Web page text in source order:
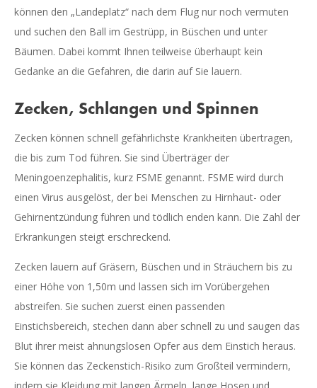
können den „Landeplatz“ nach dem Flug nur noch vermuten
und suchen den Ball im Gestrüpp, in Büschen und unter
Bäumen. Dabei kommt Ihnen teilweise überhaupt kein
Gedanke an die Gefahren, die darin auf Sie lauern.
Zecken, Schlangen und Spinnen
Zecken können schnell gefährlichste Krankheiten übertragen,
die bis zum Tod führen. Sie sind Überträger der
Meningoenzephalitis, kurz FSME genannt. FSME wird durch
einen Virus ausgelöst, der bei Menschen zu Hirnhaut- oder
Gehirnentzündung führen und tödlich enden kann. Die Zahl der
Erkrankungen steigt erschreckend.
Zecken lauern auf Gräsern, Büschen und in Sträuchern bis zu
einer Höhe von 1,50m und lassen sich im Vorübergehen
abstreifen. Sie suchen zuerst einen passenden
Einstichsbereich, stechen dann aber schnell zu und saugen das
Blut ihrer meist ahnungslosen Opfer aus dem Einstich heraus.
Sie können das Zeckenstich-Risiko zum Großteil vermindern,